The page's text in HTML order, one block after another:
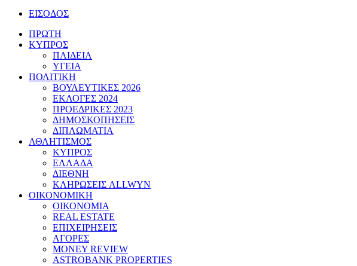
ΕΙΣΟΔΟΣ
ΠΡΩΤΗ
ΚΥΠΡΟΣ
ΠΑΙΔΕΙΑ
ΥΓΕΙΑ
ΠΟΛΙΤΙΚΗ
ΒΟΥΛΕΥΤΙΚΕΣ 2026
ΕΚΛΟΓΕΣ 2024
ΠΡΟΕΔΡΙΚΕΣ 2023
ΔΗΜΟΣΚΟΠΗΣΕΙΣ
ΔΙΠΛΩΜΑΤΙΑ
ΑΘΛΗΤΙΣΜΟΣ
ΚΥΠΡΟΣ
ΕΛΛΑΔΑ
ΔΙΕΘΝΗ
ΚΛΗΡΩΣΕΙΣ ALLWYN
ΟΙΚΟΝΟΜΙΚΗ
ΟΙΚΟΝΟΜΙΑ
REAL ESTATE
ΕΠΙΧΕΙΡΗΣΕΙΣ
ΑΓΟΡΕΣ
MONEY REVIEW
ASTROBANK PROPERTIES